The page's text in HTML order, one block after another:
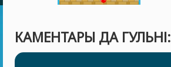
КАМЕНТАРЫ ДА ГУЛЬНІ: